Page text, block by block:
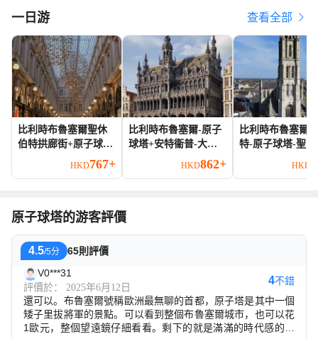
一日游 查看全部
比利時布魯塞爾聖休
伯特拱廊街+原子球塔
+包車一日遊-行程可
HKD767+
比利時布魯塞爾-原子
球塔+安特衞普-大廣
場-包車一日-隨心
HKD862+
比利時布魯塞爾+
特-原子球塔-聖巴
HKD
原子球塔的游客評價
4.5/5分
65則評價
V0***31
評價於： 2025年6月12日
4不錯
還可以。布魯塞爾號稱歐洲最無聊的首都，原子塔是其中一個
矮子里拔將軍的景點。可以看到整個布魯塞爾城市，也可以花
1歐元，整個望遠鏡仔細看看。剩下的就是滿滿的時代感的參